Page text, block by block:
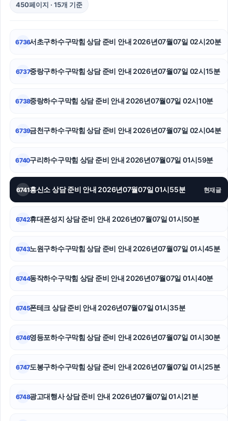
서초성범죄변호사
폰테크
인스타 좋아요 늘리기
송파하수구막힘
인스타 좋아요
수원이혼변호사
450페이지 · 15개 기준
6736서초구하수구막힘 상담 준비 안내 2026년07월07일 02시20분
6737중랑구하수구막힘 상담 준비 안내 2026년07월07일 02시15분
6738중랑하수구막힘 상담 준비 안내 2026년07월07일 02시10분
6739금천구하수구막힘 상담 준비 안내 2026년07월07일 02시04분
6740구리하수구막힘 상담 준비 안내 2026년07월07일 01시59분
6741흥신소 상담 준비 안내 2026년07월07일 01시55분 현재글
6742휴대폰성지 상담 준비 안내 2026년07월07일 01시50분
6743노원구하수구막힘 상담 준비 안내 2026년07월07일 01시45분
6744동작하수구막힘 상담 준비 안내 2026년07월07일 01시40분
6745폰테크 상담 준비 안내 2026년07월07일 01시35분
6746영등포하수구막힘 상담 준비 안내 2026년07월07일 01시30분
6747도봉구하수구막힘 상담 준비 안내 2026년07월07일 01시25분
6748광고대행사 상담 준비 안내 2026년07월07일 01시21분